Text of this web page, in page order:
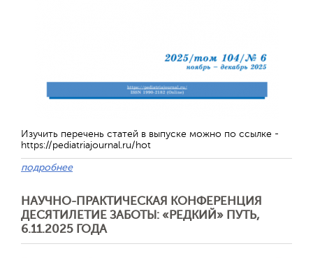
Изучить перечень статей в выпуске можно по ссылке -
https://pediatriajournal.ru/hot
подробнее
НАУЧНО-ПРАКТИЧЕСКАЯ КОНФЕРЕНЦИЯ
ДЕСЯТИЛЕТИЕ ЗАБОТЫ: «РЕДКИЙ» ПУТЬ,
6.11.2025 ГОДА
Обратная